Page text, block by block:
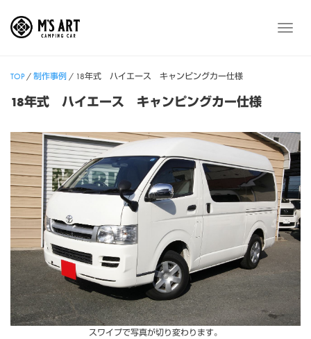
メ
TOP/制作事例 / 18年式 ハイエース キャンピングカー仕様
18年式 ハイエース キャンピングカー仕様
スワイプで写真が切り変わります。